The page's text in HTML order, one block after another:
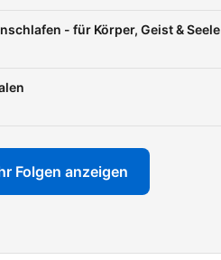
- für Körper, Geist & Seele
Folgen anzeigen